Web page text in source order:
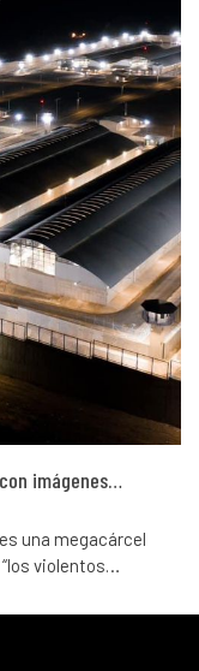
imágenes…
una megacárcel
violentos…